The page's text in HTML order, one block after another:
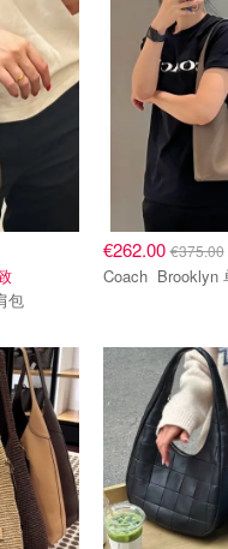
包
€262.00€375.00
Coach